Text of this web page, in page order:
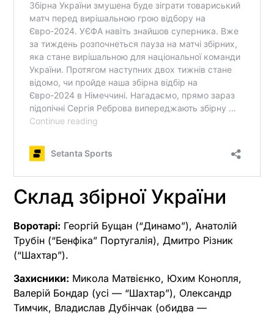
Склад збірної України
Воротарі: Георгій Бущан (“Динамо”), Анатолій
Трубін (“Бенфіка” Португалія), Дмитро Різник
(“Шахтар”).
Захисники: Микола Матвієнко, Юхим Конопля,
Валерій Бондар (усі — “Шахтар”), Олександр
Тимчик, Владислав Дубінчак (обидва —